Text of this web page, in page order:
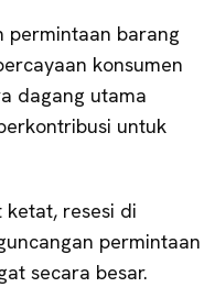
permintaan barang
konsumen
dagang utama
untuk
resesi di
permintaan
secara besar.